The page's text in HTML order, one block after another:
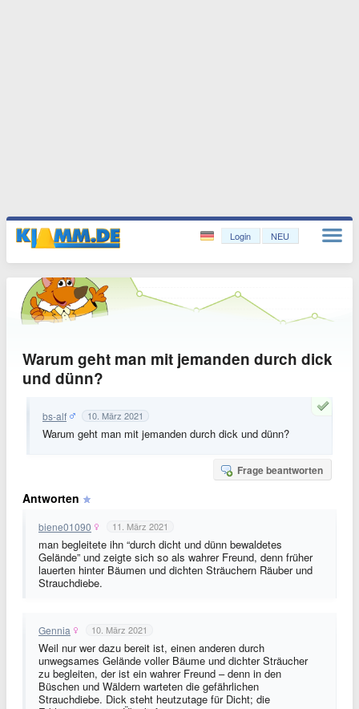
Login NEU
Warum geht man mit jemanden durch dick
und dünn?
bs-alf 10. März 2021
Warum geht man mit jemanden durch dick und dünn?
Frage beantworten
Antworten
biene01090 11. März 2021
man begleitete ihn “durch dicht und dünn bewaldetes
Gelände” und zeigte sich so als wahrer Freund, denn früher
lauerten hinter Bäumen und dichten Sträuchern Räuber und
Strauchdiebe.
Gennia 10. März 2021
Weil nur wer dazu bereit ist, einen anderen durch
unwegsames Gelände voller Bäume und dichter Sträucher
zu begleiten, der ist ein wahrer Freund – denn in den
Büschen und Wäldern warteten die gefährlichen
Strauchdiebe. Dick steht heutzutage für Dicht; die